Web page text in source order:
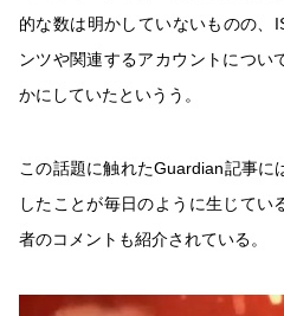
的な数は明かしていないものの、
ンツや関連するアカウントについ
かにしていたというう。
この話題に触れたGuardian記事に
したことが毎日のように生じてい
者のコメントも紹介されている。